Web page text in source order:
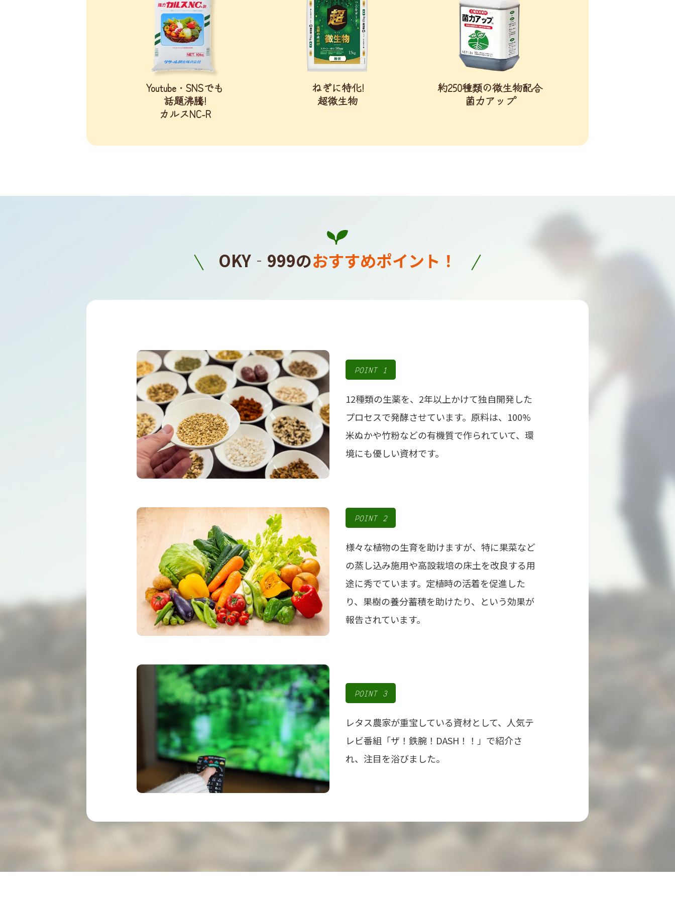
Youtube・SNSでも
話題沸騰!
カルスNC-R
ねぎに特化!
超微生物
約250種類の微生物配合
菌力アップ
OKY‐999のおすすめポイント！
POINT 1
12種類の生薬を、2年以上かけて独自開発した
プロセスで発酵させています。原料は、100%
米ぬかや竹粉などの有機質で作られていて、環
境にも優しい資材です。
POINT 2
様々な植物の生育を助けますが、特に果菜など
の蒸し込み施用や高設栽培の床土を改良する用
途に秀でています。定植時の活着を促進した
り、果樹の養分蓄積を助けたり、という効果が
報告されています。
POINT 3
レタス農家が重宝している資材として、人気テ
レビ番組「ザ！鉄腕！DASH！！」で紹介さ
れ、注目を浴びました。